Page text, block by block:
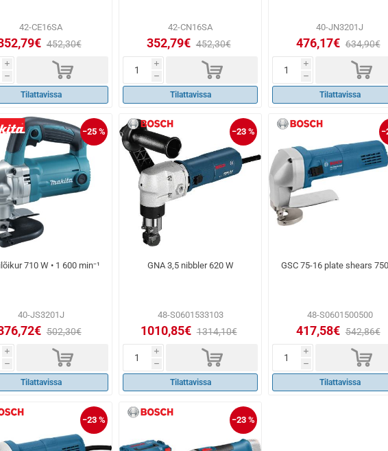
42-CE16SA
452,30€
i
h d
Tilattavissa
42-CN16SA
352,79€ 452,30€
i
h d
Tilattavissa
40-JN3201J
476,17€ 634,90€
i
h d
Tilattavissa
−25 %
710 W • 1 600 min⁻¹
40-JS3201J
502,30€
i
h d
Tilattavissa
−23 %
GNA 3,5 nibbler 620 W
48-S0601533103
1010,85€ 1314,10€
i
h d
Tilattavissa
GSC 75-16 plate shears
48-S0601500500
417,58€ 542,86€
i
h d
Tilattavissa
−23 % −23 %